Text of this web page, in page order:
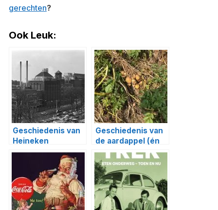
gerechten?
Ook Leuk:
Geschiedenis van
Heineken
Geschiedenis van
de aardappel (én
de toekomst!)